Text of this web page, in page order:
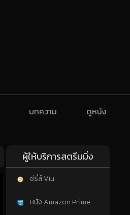
บทความ ดูหนัง
ผู้ให้บริการสตรีมมิ่ง
ซีรี่ส์ Viu
หนัง Amazon Prime